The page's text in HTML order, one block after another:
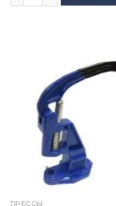
ПРЕССЫ